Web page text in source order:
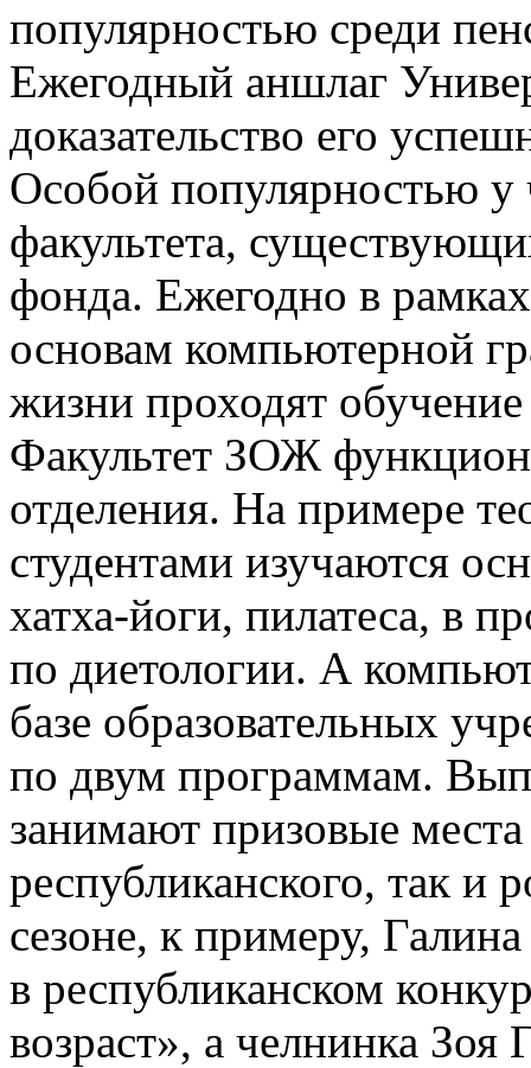
популярностью среди
Ежегодный аншлаг
доказательство его
Особой популярностью у
факультета,
фонда. Ежегодно в
основам компьютерной
жизни проходят
Факультет ЗОЖ
отделения. На примере
студентами изучаются
хатха-йоги, пилатеса, в
по диетологии. А
базе образовательных
по двум программам.
занимают призовые
республиканского, так и
сезоне, к примеру,
в республиканском
возраст», а челнинка Зоя